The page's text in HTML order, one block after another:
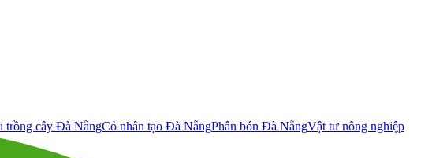
trồng cây Đà NẵngCỏ nhân tạo Đà NẵngPhân bón Đà NẵngVật tư nông nghiệp